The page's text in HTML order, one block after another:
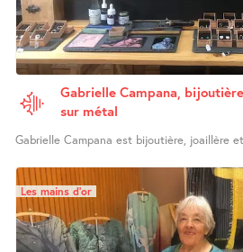
Gabrielle Campana,
sur métal
Gabrielle Campana est bijoutière, joaillère
Les mains d’or